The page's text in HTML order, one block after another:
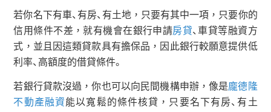
若你名下有車、有房、有土地，只要有其中一項，只要你的
信用條件不差，就有機會在銀行申請房貸、車貸等融資方
式，並且因這類貸款具有擔保品，因此銀行較願意提供低
利率、高額度的借貸條件。
若銀行貸款沒過，你也可以向民間機構申辦，像是龐德隆
不動產融資能以寬鬆的條件核貸，只要名下有房、有土